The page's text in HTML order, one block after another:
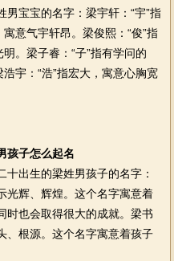
宝宝的名字：梁宇轩：“宇”指
意气宇轩昂。梁俊熙：“俊”指
。梁子睿：“子”指有学问的
宇：“浩”指宏大，寓意心胸宽
孩子怎么起名
出生的梁姓男孩子的名字：
光辉、辉煌。这个名字寓意着
时也会取得很大的成就。梁书
、根源。这个名字寓意着孩子